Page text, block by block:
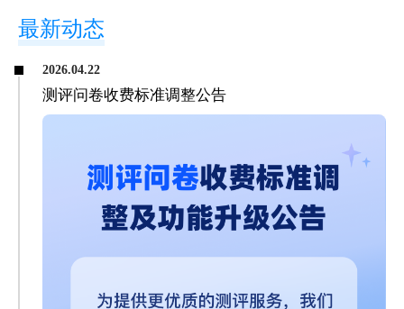
最新动态
2026.04.22
测评问卷收费标准调整公告